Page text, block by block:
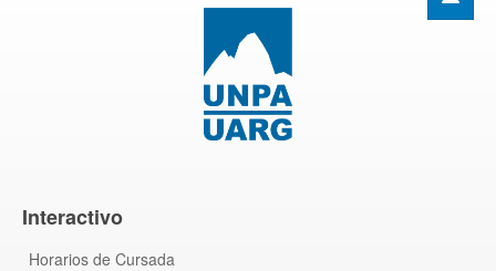
Interactivo
Horarios de Cursada